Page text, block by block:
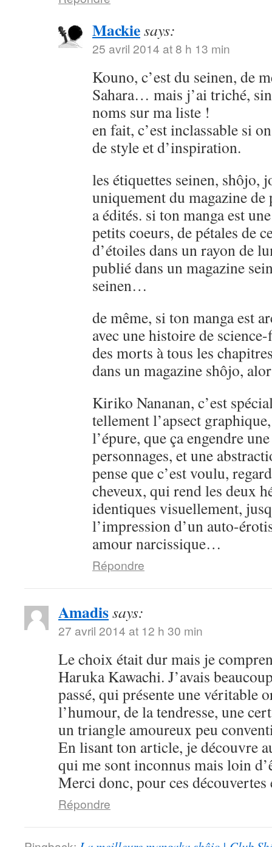
Mackiesays:
25 avril 2014 at 8 h 13 min
Kouno, c’est du seinen, de
Sahara… mais j’ai triché,
noms sur ma liste !
en fait, c’est inclassable si
de style et d’inspiration.
les étiquettes seinen, shôjo,
uniquement du magazine
a édités. si ton manga est
petits coeurs, de pétales de
d’étoiles dans un rayon de
publié dans un magazine
seinen…
de même, si ton manga est
avec une histoire de
des morts à tous les
dans un magazine shôjo,
Kiriko Nananan, c’est
tellement l’apsect
l’épure, que ça engendre
personnages, et une
pense que c’est voulu,
cheveux, qui rend les deux
identiques visuellement,
l’impression d’un auto-
amour narcissique…
Répondre
Amadissays:
27 avril 2014 at 12 h 30 min
Le choix était dur mais je
Haruka Kawachi. J’avais
passé, qui présente une véritable
l’humour, de la tendresse, une
un triangle amoureux peu
En lisant ton article, je découvre
qui me sont inconnus mais loin
Merci donc, pour ces
Répondre